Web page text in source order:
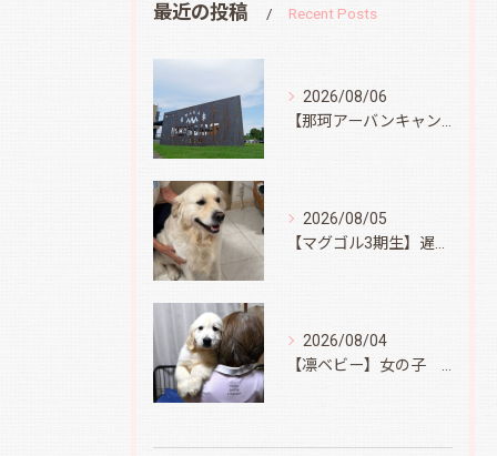
最近の投稿 Recent Posts
2026/08/06
2026/08/05
2026/08/04